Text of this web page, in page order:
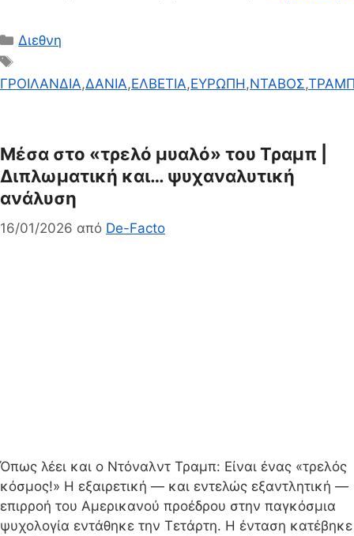
Κατηγορίες
Διεθνη
ΓΡΟΙΛΑΝΔΙΑ,ΔΑΝΙΑ,ΕΛΒΕΤΙΑ,ΕΥΡΩΠΗ,ΝΤΑΒΟΣ,
Μέσα στο «τρελό μυαλό» του Τραμπ |
Διπλωματική και… ψυχαναλυτική
ανάλυση
16/01/2026 από De-Facto
Όπως λέει και ο Ντόναλντ Τραμπ: Είναι ένας «τρελός
κόσμος!» Η εξαιρετική — και εντελώς εξαντλητική —
επιρροή του Αμερικανού προέδρου στην παγκόσμια
ψυχολογία εντάθηκε την Τετάρτη. Η ένταση κατέβηκε